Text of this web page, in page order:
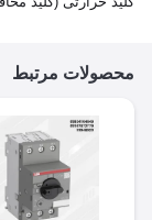
محصولات مرتبط